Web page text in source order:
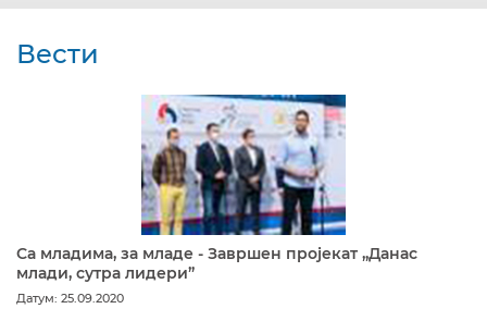
Вести
Са младима, за младе - Завршен пројекат „Данас
млади, сутра лидери”
Датум: 25.09.2020